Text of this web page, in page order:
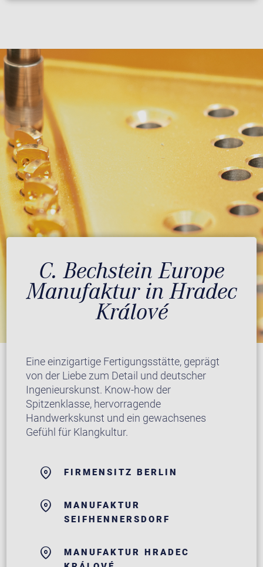
C. Bechstein Europe
Manufaktur in Hradec
Králové
Eine einzigartige Fertigungsstätte, geprägt
von der Liebe zum Detail und deutscher
Ingenieurskunst. Know-how der
Spitzenklasse, hervorragende
Handwerkskunst und ein gewachsenes
Gefühl für Klangkultur.
FIRMENSITZ BERLIN
MANUFAKTUR
SEIFHENNERSDORF
MANUFAKTUR HRADEC